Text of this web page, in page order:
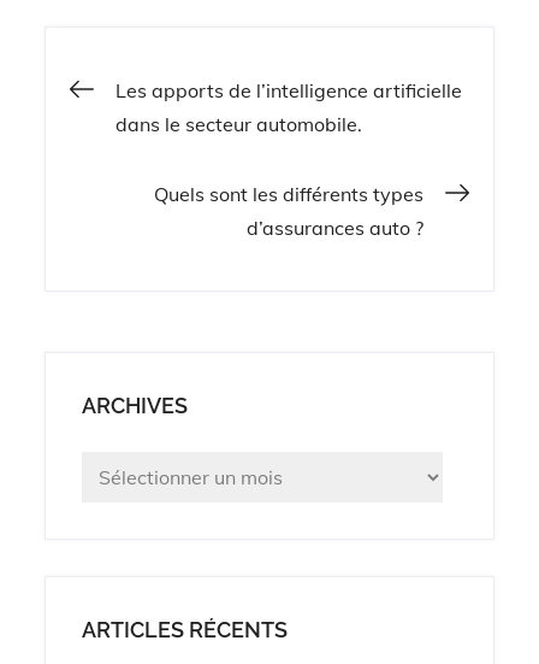
Navigation
Les apports de l’intelligence artificielle
dans le secteur automobile.
Quels sont les différents types
d’assurances auto ?
ARCHIVES
Archives
ARTICLES RÉCENTS